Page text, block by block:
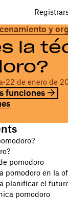
y
la
•22 de enero de
funciones
pomodoro
pomodoro en la
planificar el
pomodoro